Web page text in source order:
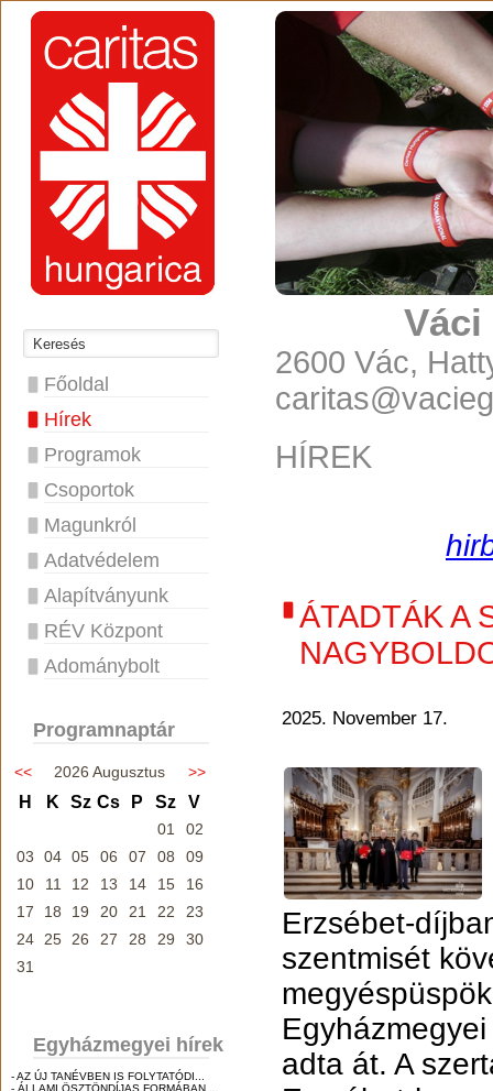
Főoldal
Hírek
Programok
Csoportok
Magunkról
Adatvédelem
Alapítványunk
RÉV Központ
Adománybolt
Programnaptár
<< 2026 Augusztus >>
H K Sz Cs P Sz V
01
02
03
04 05 06 07 08
09
10
11 12 13 14 15
16
17
18 19 20 21 22
23
24
25 26 27 28 29
30
31
Egyházmegyei hírek
- AZ ÚJ TANÉVBEN IS FOLYTATÓDI...
- ÁLLAMI ÖSZTÖNDÍJAS FORMÁBAN ...
Váci
2600 Vác,
HÍREK
ÁTADTÁK A
2025. November 17.
Erzsébet-
szentmisét
adta át. A